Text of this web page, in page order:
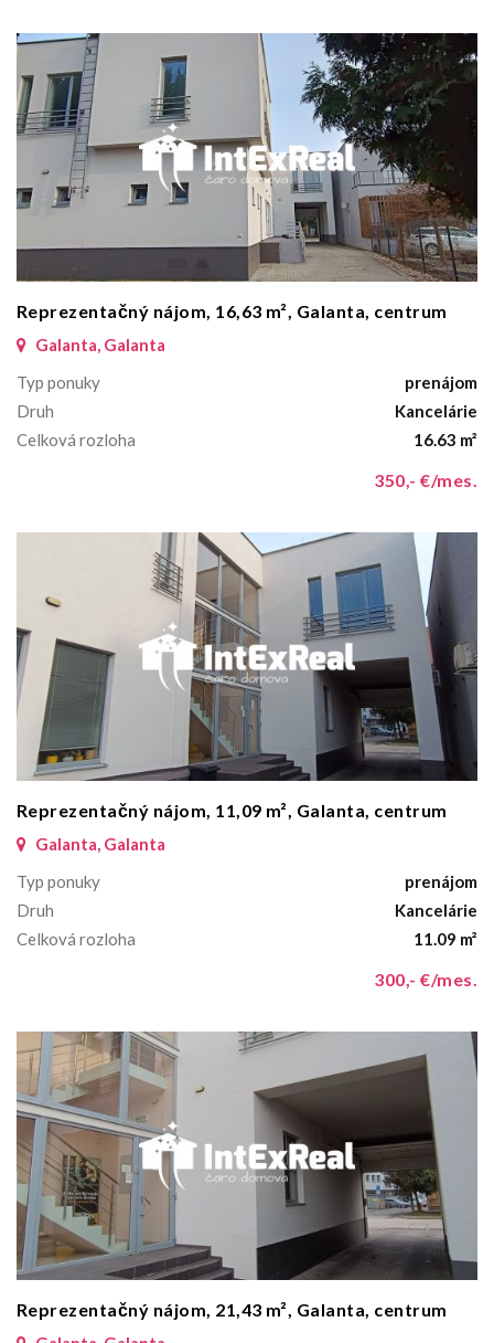
Reprezentačný nájom, 16,63 m², Galanta, centrum
Galanta, Galanta
Typ ponuky
prenájom
Druh
Kancelárie
Celková rozloha
16.63 m²
350,- €/mes.
Reprezentačný nájom, 11,09 m², Galanta, centrum
Galanta, Galanta
Typ ponuky
prenájom
Druh
Kancelárie
Celková rozloha
11.09 m²
300,- €/mes.
Reprezentačný nájom, 21,43 m², Galanta, centrum